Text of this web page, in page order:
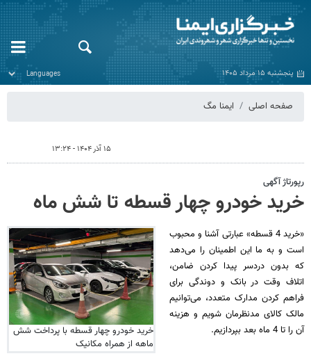
پنجشنبه ۱۵ مرداد ۱۴۰۵
صفحه اصلی ایمنا مگ
۱۵ آذر ۱۴۰۴ - ۱۳:۲۴
رپورتاژ آگهی
خرید خودرو چهار قسطه تا شش ماه
خرید خودرو چهار قسطه با پرداخت شش
ماهه از همراه مکانیک
«خرید 4 قسطه» عبارتی آشنا و محبوب
است و به ما این اطمینان را می‌دهد
که بدون دردسر پیدا کردن ضامن،
اتلاف وقت در بانک و دوندگی برای
فراهم کردن مدارک متعدد، می‌توانیم
مالک کالای مدنظرمان شویم و هزینه
آن را تا 4 ماه بعد بپردازیم.